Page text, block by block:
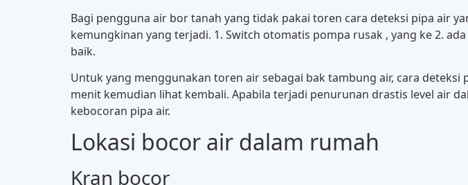
Bagi pengguna air bor tanah yang tidak pakai toren cara deteksi pipa air
kemungkinan yang terjadi. 1. Switch otomatis pompa rusak , yang ke 2.
baik.
Untuk yang menggunakan toren air sebagai bak tambung air, cara
menit kemudian lihat kembali. Apabila terjadi penurunan drastis level air
kebocoran pipa air.
Lokasi bocor air dalam rumah
Kran bocor